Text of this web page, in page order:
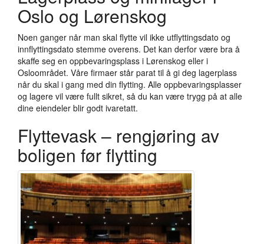
Oslo og Lørenskog
Noen ganger når man skal flytte vil ikke utflyttingsdato og
innflyttingsdato stemme overens. Det kan derfor være bra å
skaffe seg en oppbevaringsplass i Lørenskog eller i
Osloområdet. Våre firmaer står parat til å gi deg lagerplass
når du skal i gang med din flytting. Alle oppbevaringsplasser
og lagere vil være fullt sikret, så du kan være trygg på at alle
dine eiendeler blir godt ivaretatt.
Flyttevask – rengjøring av
boligen før flytting